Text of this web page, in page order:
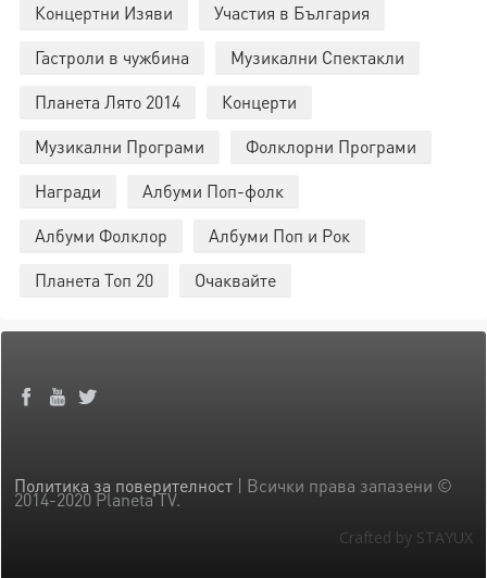
Концертни Изяви
Участия в България
Гастроли в чужбина
Музикални Спектакли
Планета Лято 2014
Концерти
Музикални Програми
Фолклорни Програми
Награди
Албуми Поп-фолк
Албуми Фолклор
Албуми Поп и Рок
Планета Топ 20
Очаквайте
Политика за поверителност | Всички права запазени ©
2014-2020 Planeta TV.
Crafted by STAYUX